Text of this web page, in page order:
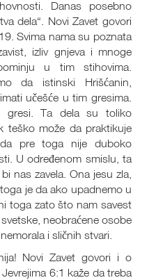
Danas posebno
dela“. Novi Zavet govori
Svima nama su poznata
izliv gnjeva i mnoge
u tim stihovima.
da istinski Hrišćanin,
učešće u tim gresima.
gresi. Ta dela su toliko
teško može da praktikuje
pre toga nije duboko
U određenom smislu, ta
nas zavela. Ona jesu zla,
je da ako upadnemo u
toga zato što nam savest
neobraćene osobe
i sličnih stvari.
Novi Zavet govori i o
6:1 kaže da treba